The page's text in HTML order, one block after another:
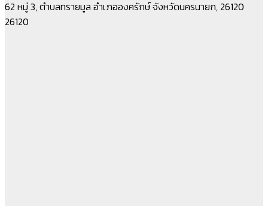
62 หมู่ 3, ตำบลทรายมูล อำเภอองครักษ์ จังหวัดนครนายก, 26120
26120